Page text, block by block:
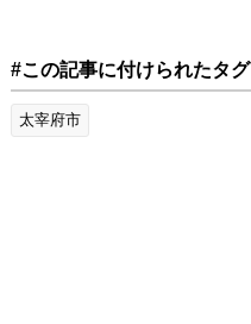
#この記事に付けられたタグ
太宰府市